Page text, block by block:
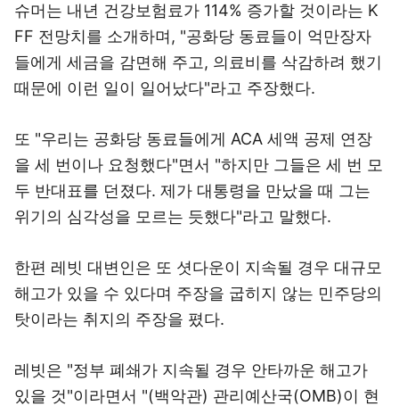
슈머는 내년 건강보험료가 114% 증가할 것이라는 K
FF 전망치를 소개하며, "공화당 동료들이 억만장자
들에게 세금을 감면해 주고, 의료비를 삭감하려 했기
때문에 이런 일이 일어났다"라고 주장했다.
또 "우리는 공화당 동료들에게 ACA 세액 공제 연장
을 세 번이나 요청했다"면서 "하지만 그들은 세 번 모
두 반대표를 던졌다. 제가 대통령을 만났을 때 그는
위기의 심각성을 모르는 듯했다"라고 말했다.
한편 레빗 대변인은 또 셧다운이 지속될 경우 대규모
해고가 있을 수 있다며 주장을 굽히지 않는 민주당의
탓이라는 취지의 주장을 폈다.
레빗은 "정부 폐쇄가 지속될 경우 안타까운 해고가
있을 것"이라면서 "(백악관) 관리예산국(OMB)이 현